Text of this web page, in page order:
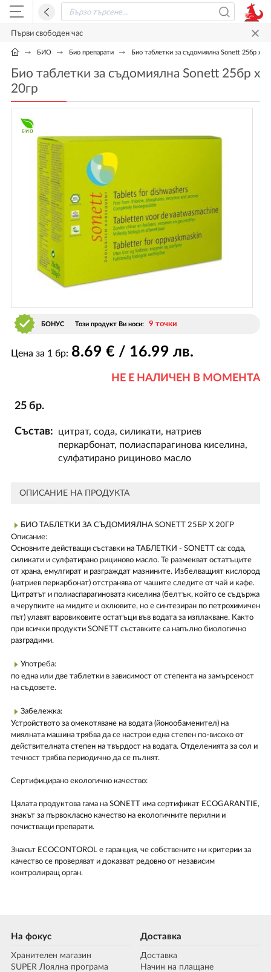
Първи свободен час
БИО Био препарати Био таблетки за съдомиялна Sonett 25бр х
Био таблетки за съдомиялна Sonett 25бр х
20гр
БОНУС Този продукт Ви носи: 9 точки
Цена за 1 бр: 8.69 € / 16.99 лв.
НЕ Е НАЛИЧЕН В МОМЕНТА
25 бр.
Състав:
цитрат, сода, силикати, натриев
перкарбонат, полиаспарагинова киселина,
сулфатирано рициново масло
ОПИСАНИЕ НА ПРОДУКТА
БИО ТАБЛЕТКИ ЗА СЪДОМИЯЛНА SONETT 25БР Х 20ГР
Описание:
Основните действащи съставки на ТАБЛЕТКИ - SONETT са: сода,
силикати и сулфатирано рициново масло. Те размекват остатъците
от храна, емулгират и разграждат мазнините. Избелващият кислород
(натриев перкарбонат) отстранява от чашите следите от чай и кафе.
Цитратът и полиаспарагиновата киселина (белтък, който се съдържа
в черупките на мидите и охлювите, но е синтезиран по петрохимичен
път) улавят варовиковите остатъци във водата за изплакване. Както
при всички продукти SONETT съставките са напълно биологично
разградими.
Употреба:
по една или две таблетки в зависимост от степента на замърсеност
на съдовете.
Забележка:
Устройството за омекотяване на водата (йонообаменител) на
миялната машина трябва да се настрои една степен по-високо от
действителната степен на твърдост на водата. Отделенията за сол и
течност трябва периодично да се пълнят.
Сертифицирано екологично качество:
Цялата продуктова гама на SONETT има сертификат ECOGARANTIE,
знакът за първокласно качество на екологичните перилни и
почистващи препарати.
Знакът ECOCONTOROL е гаранция, че собствените ни критерии за
качество се проверяват и доказват редовно от независим
контролиращ орган.
На фокус
Хранителен магазин
SUPER Лоялна програма
Доставка
Доставка
Начин на плащане